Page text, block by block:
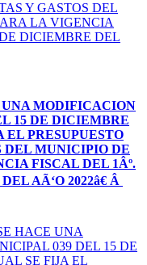
MODIFICACION
15 DE DICIEMBRE
EL PRESUPUESTO
DEL MUNICIPIO DE
FISCAL DEL 1Âº.
AÃ‘O 2022â€ Â